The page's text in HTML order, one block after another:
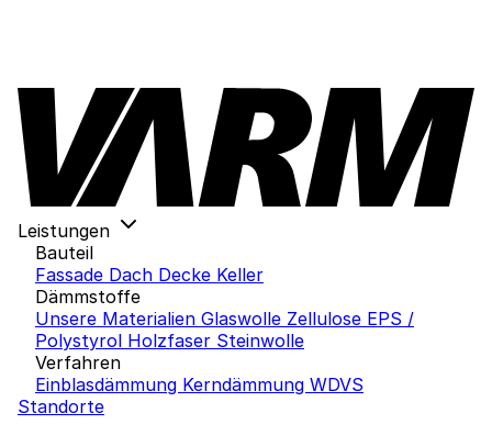
Leistungen
Bauteil
Fassade Dach Decke Keller
Dämmstoffe
Unsere Materialien Glaswolle Zellulose EPS /
Polystyrol Holzfaser Steinwolle
Verfahren
Einblasdämmung Kerndämmung WDVS
Standorte